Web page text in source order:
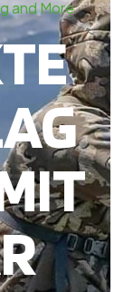
and More